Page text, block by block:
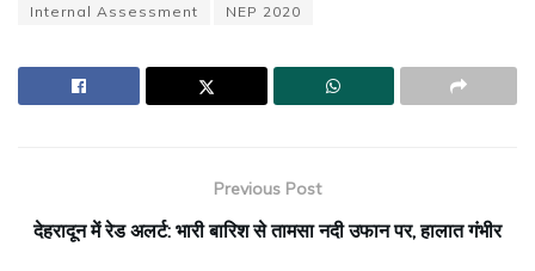
Internal Assessment
NEP 2020
Previous Post
देहरादून में रेड अलर्ट: भारी बारिश से तामसा नदी उफान पर, हालात गंभीर